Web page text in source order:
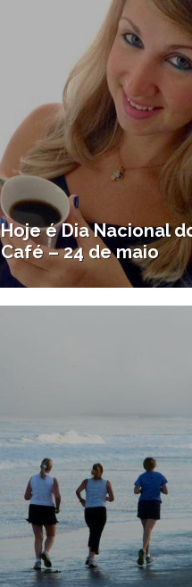
Hoje é Dia Nacional
Café – 24 de maio
18/03/